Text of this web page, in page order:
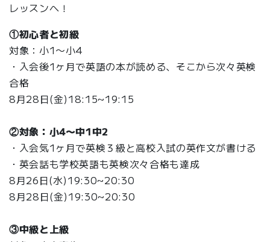
レッスンへ！
①初心者と初級
対象：小1〜小4
・入会後1ヶ月で英語の本が読める、そこから次々英検
合格
8月28日(金)18:15~19:15
②対象：小4〜中1中2
・入会気1ヶ月で英検３級と高校入試の英作文が書ける
・英会話も学校英語も英検次々合格も達成
8月26日(水)19:30~20:30
8月28日(金)19:30~20:30
③中級と上級